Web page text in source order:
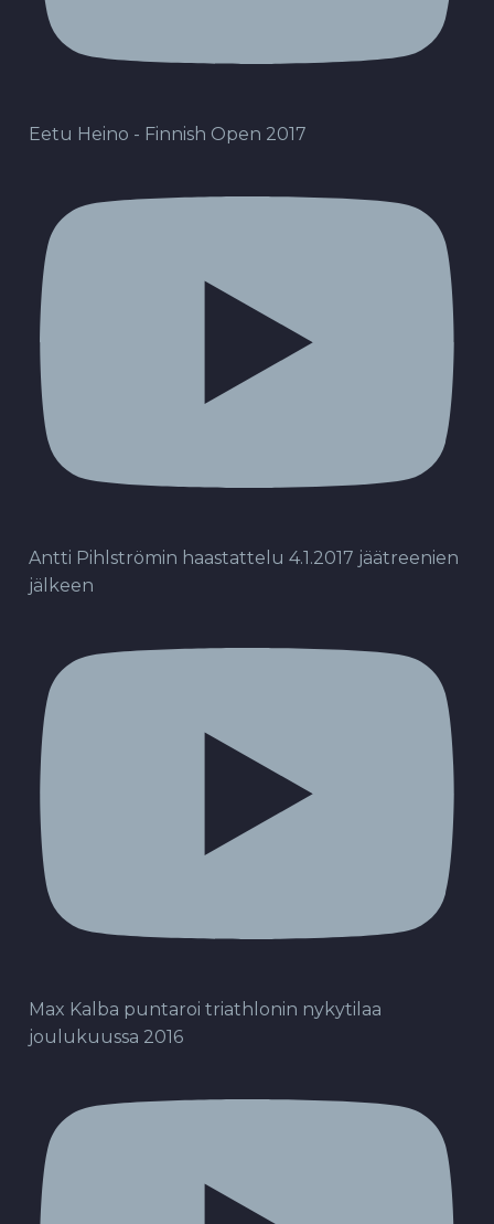
Eetu Heino - Finnish Open 2017
Antti Pihlströmin haastattelu 4.1.2017 jäätreenien
jälkeen
Max Kalba puntaroi triathlonin nykytilaa
joulukuussa 2016